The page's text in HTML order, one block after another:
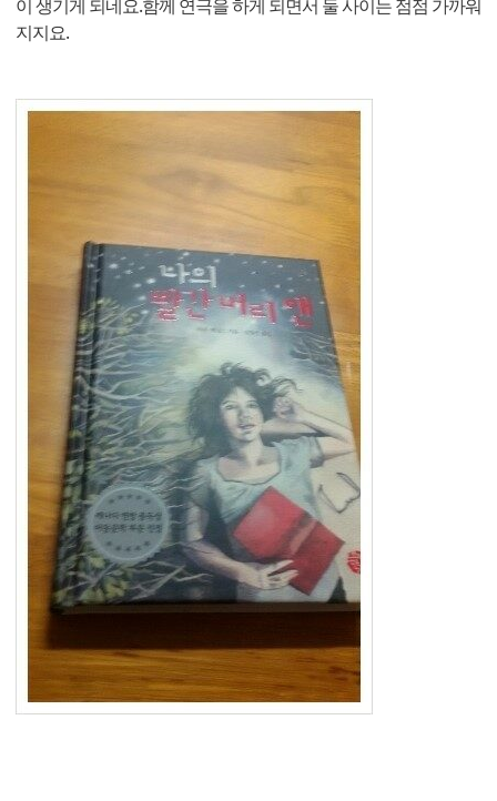
이 생기게 되네요.함께 연극을 하게 되면서 둘 사이는 점점 가까워
지지요.